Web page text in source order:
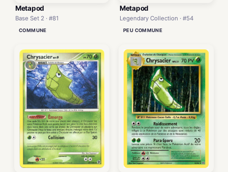
Metapod
Base Set 2 · #81
COMMUNE
Metapod
Legendary Collection · #54
PEU COMMUNE